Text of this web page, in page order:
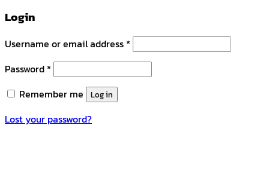
Login
Username or email address *
Password *
Remember me
Log in
Lost your password?